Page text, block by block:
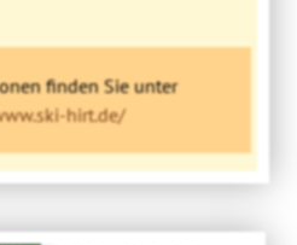
finden Sie unter
hirt.de/